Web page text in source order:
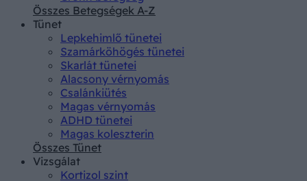
Összes Betegségek A-Z
Tünet
Lepkehimlő tünetei
Szamárköhögés tünetei
Skarlát tünetei
Alacsony vérnyomás
Csalánkiütés
Magas vérnyomás
ADHD tünetei
Magas koleszterin
Összes Tünet
Vizsgálat
Kortizol szint